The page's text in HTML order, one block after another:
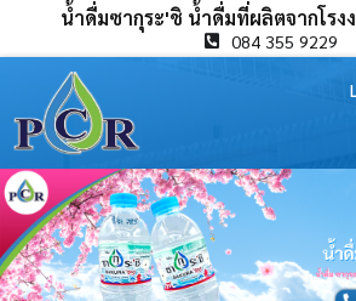
น้ำดื่มซากุระ'ชิ น้ำดื่มที่ผลิตจากโรง
084 355 9229